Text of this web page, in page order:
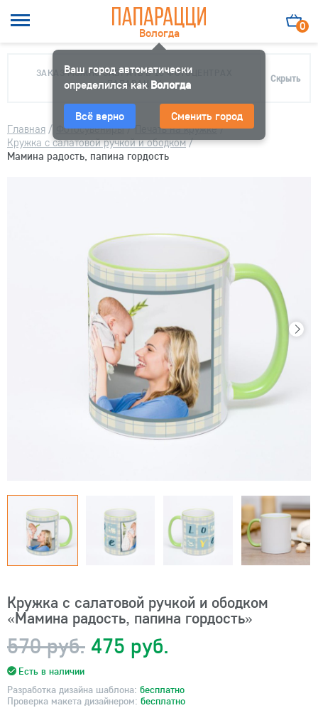
Вологда
Ваш город автоматически
определился как Вологда
Всё верно Сменить город
0
ЗАКАЗ МОЖНО ЗАБРАТЬ В 10 ФОТОЦЕНТРАХ
ПАПАРАЦЦИ
Скрыть
Главная / Фотосувениры/ Печать на кружке/
Кружка с салатовой ручкой и ободком/
Мамина радость, папина гордость
Кружка с салатовой ручкой и ободком
«Мамина радость, папина гордость»
570 руб. 475 руб.
Есть в наличии
Разработка дизайна шаблона: бесплатно
Проверка макета дизайнером: бесплатно